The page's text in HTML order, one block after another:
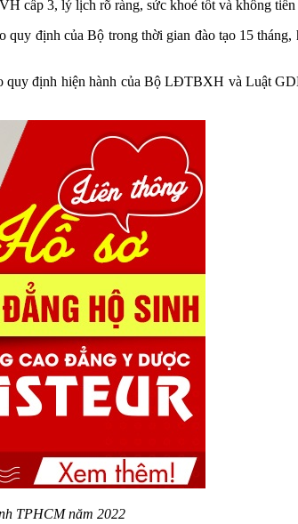
cấp 3, lý lịch rõ ràng, sức khoẻ tốt và không
định của Bộ trong thời gian đào tạo 15
quy định hiện hành của Bộ LĐTBXH và Luật
TPHCM năm 2022